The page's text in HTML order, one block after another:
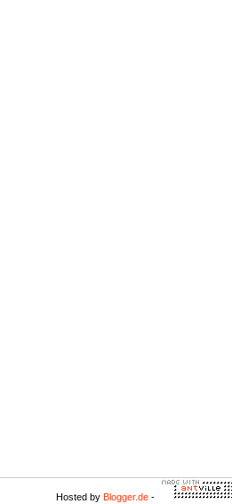
Hosted by Blogger.de -